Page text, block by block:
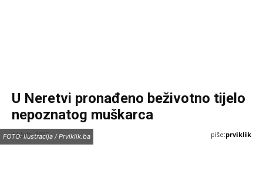
U Neretvi pronađeno beživotno tijelo
nepoznatog muškarca
14 Jula, 2025 piše:prviklik
FOTO: Ilustracija / Prviklik.ba